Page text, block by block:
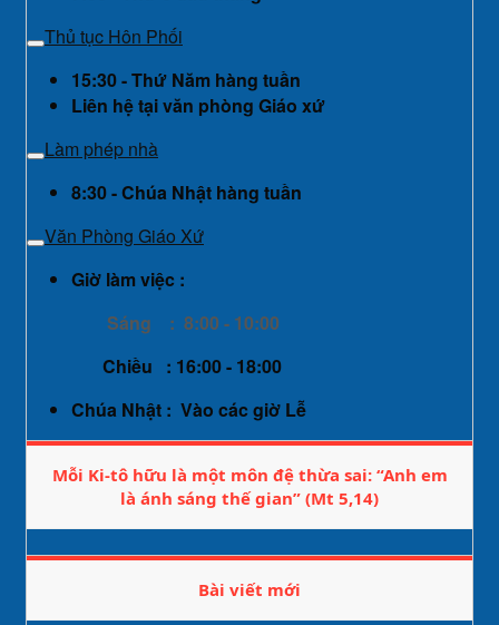
Thủ tục Hôn Phối
15:30 - Thứ Năm hàng tuần
Liên hệ tại văn phòng Giáo xứ
Làm phép nhà
8:30 - Chúa Nhật hàng tuần
Văn Phòng Giáo Xứ
Giờ làm việc :
Sáng : 8:00 - 10:00
Chiều : 16:00 - 18:00
Chúa Nhật : Vào các giờ Lễ
Mỗi Ki-tô hữu là một môn đệ thừa sai: “Anh em
là ánh sáng thế gian” (Mt 5,14)
Bài viết mới